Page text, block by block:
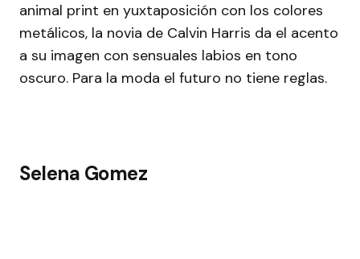
animal print en yuxtaposición con los colores
metálicos, la novia de Calvin Harris da el acento
a su imagen con sensuales labios en tono
oscuro. Para la moda el futuro no tiene reglas.
Selena Gomez